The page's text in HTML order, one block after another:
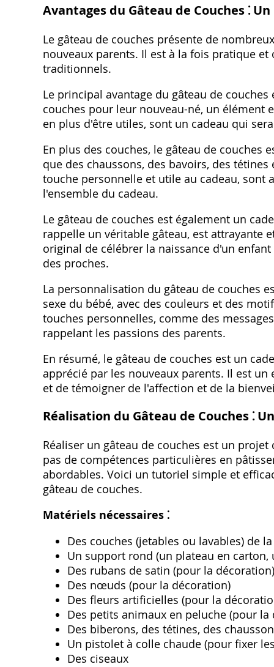
Avantages du Gâteau de Couches ⁚
Le gâteau de couches présente de
nouveaux parents. Il est à la fois pratique
traditionnels.
Le principal avantage du gâteau de
couches pour leur nouveau-né, un élément
en plus d'être utiles, sont un cadeau qui
En plus des couches, le gâteau de couches
que des chaussons, des bavoirs, des
touche personnelle et utile au cadeau, sont
l'ensemble du cadeau.
Le gâteau de couches est également un
rappelle un véritable gâteau, est attrayante
original de célébrer la naissance d'un
des proches.
La personnalisation du gâteau de couches
sexe du bébé, avec des couleurs et des
touches personnelles, comme des
rappelant les passions des parents.
En résumé, le gâteau de couches est un
apprécié par les nouveaux parents. Il est
et de témoigner de l'affection et de la
Réalisation du Gâteau de Couches ⁚
Réaliser un gâteau de couches est un
pas de compétences particulières en
abordables. Voici un tutoriel simple et
gâteau de couches.
Matériels nécessaires ⁚
Des couches (jetables ou lavables) de
Un support rond (un plateau en
Des rubans de satin (pour la décoration)
Des nœuds (pour la décoration)
Des fleurs artificielles (pour la
Des petits animaux en peluche (pour la
Des biberons, des tétines, des
Un pistolet à colle chaude (pour fixer
Des ciseaux